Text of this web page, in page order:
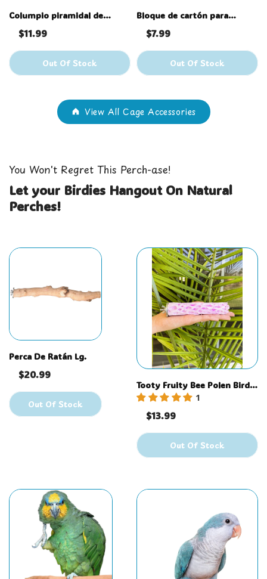
Columpio piramidal de
algodón: pequeño
$11.99
Out Of Stock
Bloque de cartón para
golosinas Sm
$7.99
Out Of Stock
View All Cage Accessories
You Won't Regret This Perch-ase!
Let your Birdies Hangout On Natural
Perches!
Perca De Ratán Lg.
$20.99
Out Of Stock
Tooty Fruity Bee Polen Bird
Perca - Pequeña
1
$13.99
Out Of Stock